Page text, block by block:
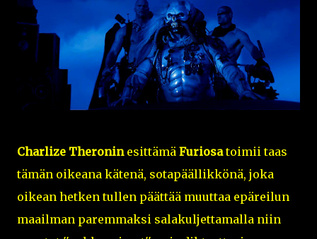
Charlize Theronin esittämä Furiosatoimii taas
tämän oikeana kätenä, sotapäällikkönä, joka
oikean hetken tullen päättää muuttaa epäreilun
maailman paremmaksi salakuljettamalla niin